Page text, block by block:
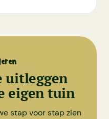
uitleggen
eigen tuin
stap voor stap zien